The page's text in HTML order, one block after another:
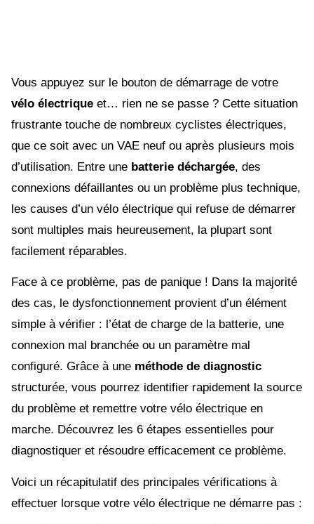
Vous appuyez sur le bouton de démarrage de votre
vélo électrique et… rien ne se passe ? Cette situation
frustrante touche de nombreux cyclistes électriques,
que ce soit avec un VAE neuf ou après plusieurs mois
d’utilisation. Entre une batterie déchargée, des
connexions défaillantes ou un problème plus technique,
les causes d’un vélo électrique qui refuse de démarrer
sont multiples mais heureusement, la plupart sont
facilement réparables.
Face à ce problème, pas de panique ! Dans la majorité
des cas, le dysfonctionnement provient d’un élément
simple à vérifier : l’état de charge de la batterie, une
connexion mal branchée ou un paramètre mal
configuré. Grâce à une méthode de diagnostic
structurée, vous pourrez identifier rapidement la source
du problème et remettre votre vélo électrique en
marche. Découvrez les 6 étapes essentielles pour
diagnostiquer et résoudre efficacement ce problème.
Voici un récapitulatif des principales vérifications à
effectuer lorsque votre vélo électrique ne démarre pas :